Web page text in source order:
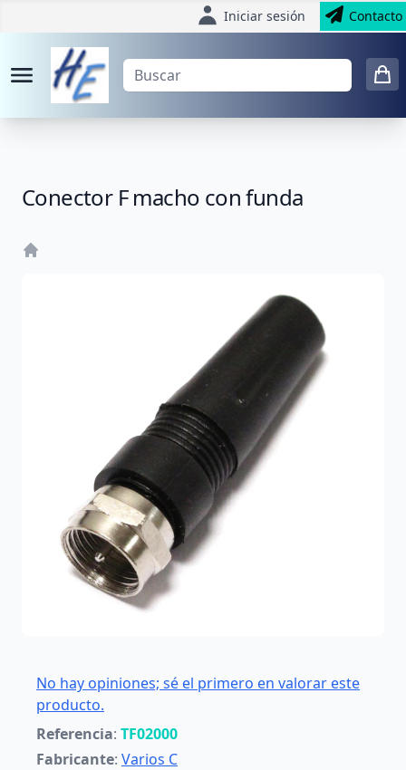
Iniciar sesión Contacto
Conector F macho con funda
No hay opiniones; sé el primero en valorar este
producto.
Referencia: TF02000
Fabricante: Varios C